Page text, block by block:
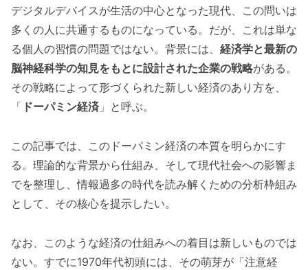
デジタルデバイスが生活の中心となった現代、この問いは
多くの人に共通するものになっている。だが、これは単な
る個人の習慣の問題ではない。背景には、 経済学と最新の
脳神経科学の知見をもとに設計された企業の戦略がある。
その戦略によって形づくられた新しい経済のあり方を、
「 ドーパミン経済 」と呼ぶ。
この記事では、このドーパミン経済の本質を明らかにす
る。理論的な背景から仕組み、そして現代社会への影響ま
でを整理し、情報過多の時代を読み解くための分析枠組み
として、その核心を提示したい。
なお、このような経済の仕組みへの着目は新しいものでは
ない。すでに1970年代初頭には、その萌芽が「注意経